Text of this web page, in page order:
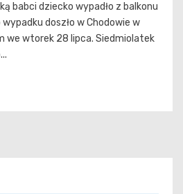
babci dziecko wypadło z balkonu
doszło w Chodowie w
we wtorek 28 lipca. Siedmiolatek